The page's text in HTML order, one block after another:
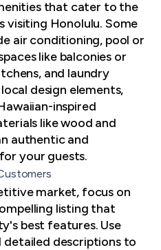
that cater to the
visiting Honolulu. Some
air conditioning, pool or
like balconies or
and laundry
design elements,
inspired
like wood and
authentic and
your guests.
market, focus on
listing that
best features. Use
descriptions to